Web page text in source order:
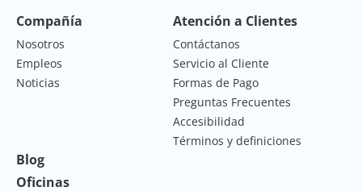
Compañía
Nosotros
Empleos
Noticias
Atención a Clientes
Contáctanos
Servicio al Cliente
Formas de Pago
Preguntas Frecuentes
Accesibilidad
Términos y definiciones
Blog
Oficinas